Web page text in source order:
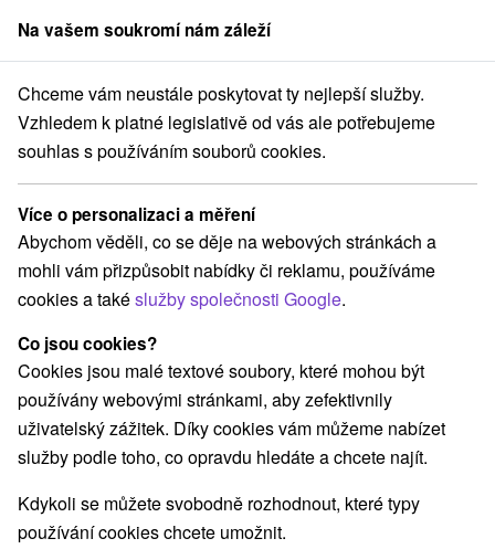
člen skupinySorger
Atrakce na Slovensku Šport Malé Karpaty
Šport Malé Karpaty
Kategorie
Všechny kategorie
Plte, rafting, splavy(1)
Hrady, zámky, zrúcaniny(14) Šport(5)
Jazda na koni
Horské chaty (1) Kaštiele (8) Sakrálne miesta (9)
Vyhliadkové veže a chodníky(16)
Architektonické stavby(8) Lyžiarske strediská(2)
Mestské a zámocké parky(4) Pramene (3)
Golfové ihriská
Vínne cesty(1) Túry a turistické chodníky(2)
Escaperoom(6) Jaskyne(3) Bobové dráhy
Na vašem soukromí nám záleží
Chceme vám neustále poskytovat ty nejlepší služby.
Vzhledem k platné legislativě od vás ale potřebujeme
souhlas s používáním souborů cookies.
Více o personalizaci a měření
Abychom věděli, co se děje na webových stránkách a
mohli vám přizpůsobit nabídky či reklamu, používáme
cookies a takéslužby společnosti Google.
Co jsou cookies?
Cookies jsou malé textové soubory, které mohou být
používány webovými stránkami, aby zefektivnily
uživatelský zážitek. Díky cookies vám můžeme nabízet
služby podle toho, co opravdu hledáte a chcete najít.
Kdykoli se můžete svobodně rozhodnout, které typy
používání cookies chcete umožnit.